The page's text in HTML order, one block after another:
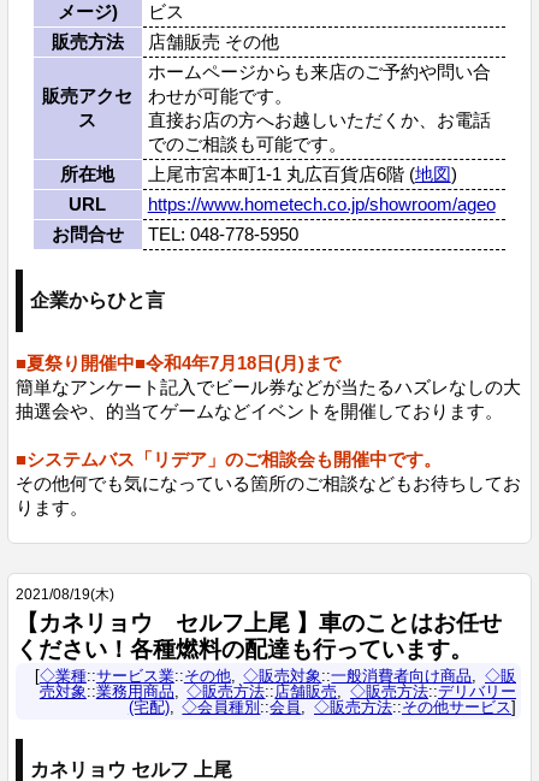
メージ)
ビス
販売方法
店舗販売 その他
販売アクセ
ス
ホームページからも来店のご予約や問い合
わせが可能です。
直接お店の方へお越しいただくか、お電話
でのご相談も可能です。
所在地
上尾市宮本町1-1 丸広百貨店6階 (地図)
URL
https://www.hometech.co.jp/showroom/ageo
お問合せ
TEL: 048-778-5950
企業からひと言
■夏祭り開催中■令和4年7月18日(月)まで
簡単なアンケート記入でビール券などが当たるハズレなしの大
抽選会や、的当てゲームなどイベントを開催しております。
■システムバス「リデア」のご相談会も開催中です。
その他何でも気になっている箇所のご相談などもお待ちしてお
ります。
2021 /08/19(木)
【カネリョウ セルフ上尾 】車のことはお任せ
ください！各種燃料の配達も行っています。
◇業種::サービス業::その他 ◇販売対象 ::一般消費者向け商品
◇販
売対象 ::業務用商品 ◇販売方法:: 店舗販売 ◇販売方法::デリバリー
(宅配)
◇会員種別::会員 ◇販売方法::その他サービス
カネリョウ セルフ 上尾